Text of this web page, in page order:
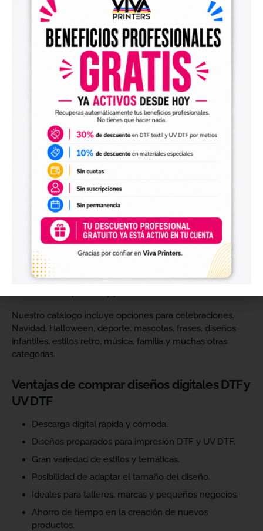
el archivo en tu programa de impresión y producirlo con tu
maquinaria DTF.
Diseños digitales para impresión UV DTF
También encontrarás diseños digitales para UV DTF
perfectos para personalizar vasos, botellas, termos, cajas,
envases, artículos promocionales y otras superficies rígidas
Estos diseños permiten incorporar nuevas opciones a tu
catálogo de personalización de objetos y preparar
producciones propias utilizando tu impresora UV DTF o tu
proveedor habitual de impresión.
Archivos digitales para negocios de
personalización
Comprar diseños digitales es una solución práctica para
profesionales que quieren ahorrar tiempo, renovar su
catálogo y ofrecer más variedad de productos a sus
clientes. Podrás escoger diseños de diferentes estilos,
Nuestro catálogo incluye opciones para celebraciones,
Navidad, Halloween, deporte, mascotas, frases, diseños
infantiles, estilos retro, música, familia y muchas otras
categorías.
Ventajas de comprar diseños digitales DTF y
UV DTF
Descarga digital rápida y cómoda.
Diseños preparados para impresión DTF y UV DTF.
Gran variedad de estilos y temáticas.
Posibilidad de adaptar el tamaño del diseño.
Ideales para talleres, marcas y pequeños negocios.
Ahorro de tiempo en la creación de nuevos
productos.